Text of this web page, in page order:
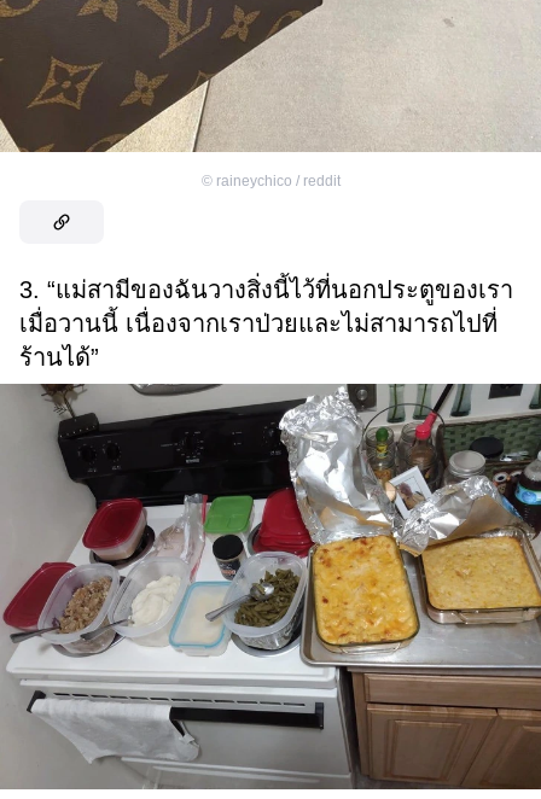
© raineychico / reddit
3. “แม่สามีของฉันวางสิ่งนี้ไว้ที่นอกประตูของเรา
เมื่อวานนี้ เนื่องจากเราป่วยและไม่สามารถไปที่
ร้านได้”